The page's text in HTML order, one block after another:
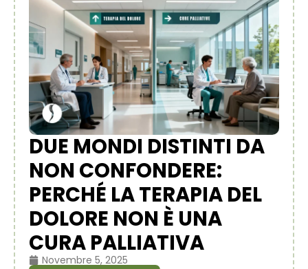
DUE MONDI DISTINTI DA
NON CONFONDERE:
PERCHÉ LA TERAPIA DEL
DOLORE NON È UNA
CURA PALLIATIVA
Novembre 5, 2025